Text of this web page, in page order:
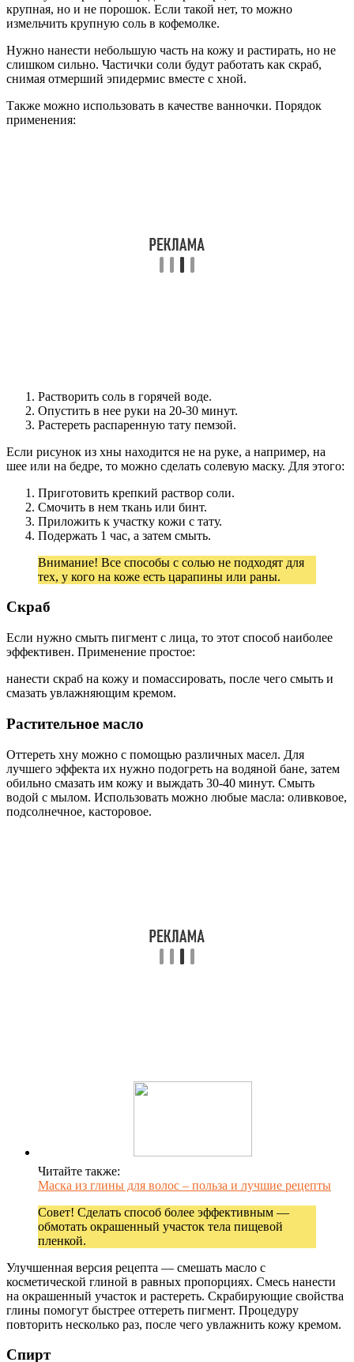
крупная, но и не порошок. Если такой нет, то можно
измельчить крупную соль в кофемолке.
Нужно нанести небольшую часть на кожу и растирать, но не
слишком сильно. Частички соли будут работать как скраб,
снимая отмерший эпидермис вместе с хной.
Также можно использовать в качестве ванночки. Порядок
применения:
Растворить соль в горячей воде.
Опустить в нее руки на 20-30 минут.
Растереть распаренную тату пемзой.
Если рисунок из хны находится не на руке, а например, на
шее или на бедре, то можно сделать солевую маску. Для этого:
Приготовить крепкий раствор соли.
Смочить в нем ткань или бинт.
Приложить к участку кожи с тату.
Подержать 1 час, а затем смыть.
Внимание! Все способы с солью не подходят для
тех, у кого на коже есть царапины или раны.
Скраб
Если нужно смыть пигмент с лица, то этот способ наиболее
эффективен. Применение простое:
нанести скраб на кожу и помассировать, после чего смыть и
смазать увлажняющим кремом.
Растительное масло
Оттереть хну можно с помощью различных масел. Для
лучшего эффекта их нужно подогреть на водяной бане, затем
обильно смазать им кожу и выждать 30-40 минут. Смыть
водой с мылом. Использовать можно любые масла: оливковое,
подсолнечное, касторовое.
Читайте также:
Маска из глины для волос – польза и лучшие рецепты
Совет! Сделать способ более эффективным —
обмотать окрашенный участок тела пищевой
пленкой.
Улучшенная версия рецепта — смешать масло с
косметической глиной в равных пропорциях. Смесь нанести
на окрашенный участок и растереть. Скрабирующие свойства
глины помогут быстрее оттереть пигмент. Процедуру
повторить несколько раз, после чего увлажнить кожу кремом.
Спирт